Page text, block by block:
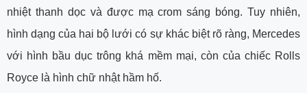
nhiệt thanh dọc và được mạ crom sáng bóng. Tuy nhiên,
hình dạng của hai bộ lưới có sự khác biệt rõ ràng, Mercedes
với hình bầu dục trông khá mềm mại, còn của chiếc Rolls
Royce là hình chữ nhật hầm hố.